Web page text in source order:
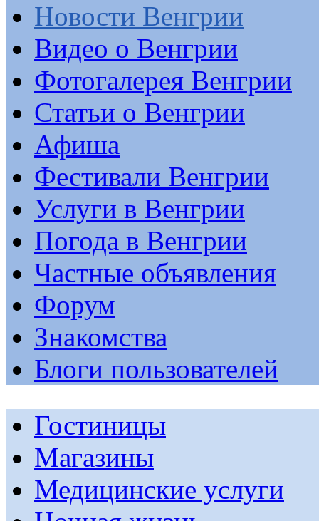
Новости Венгрии
Видео о Венгрии
Фотогалерея Венгрии
Статьи о Венгрии
Афиша
Фестивали Венгрии
Услуги в Венгрии
Погода в Венгрии
Частные объявления
Форум
Знакомства
Блоги пользователей
Гостиницы
Магазины
Медицинские услуги